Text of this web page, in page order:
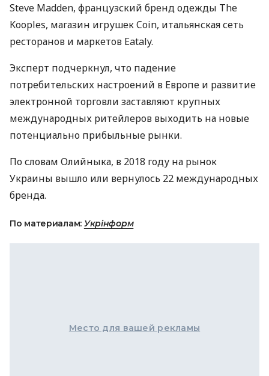
Steve Madden, французский бренд одежды The
Kooples, магазин игрушек Coin, итальянская сеть
ресторанов и маркетов Eataly.
Эксперт подчеркнул, что падение
потребительских настроений в Европе и развитие
электронной торговли заставляют крупных
международных ритейлеров выходить на новые
потенциально прибыльные рынки.
По словам Олийныка, в 2018 году на рынок
Украины вышло или вернулось 22 международных
бренда.
По материалам: Укрінформ
Место для вашей рекламы